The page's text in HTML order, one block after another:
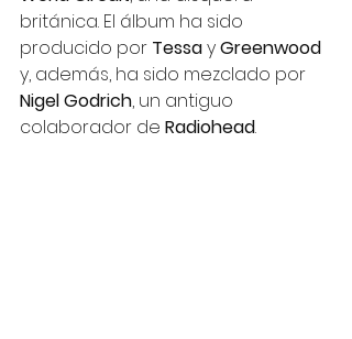
británica. El álbum ha sido
producido por Tessa y Greenwood
y, además, ha sido mezclado por
Nigel Godrich, un antiguo
colaborador de Radiohead.